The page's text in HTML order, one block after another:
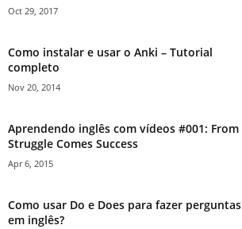
Oct 29, 2017
Como instalar e usar o Anki – Tutorial
completo
Nov 20, 2014
Aprendendo inglês com vídeos #001: From
Struggle Comes Success
Apr 6, 2015
Como usar Do e Does para fazer perguntas
em inglês?